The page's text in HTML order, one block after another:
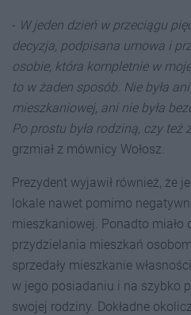
- W jeden dzień w przeciągu
decyzja, podpisana umowa i
osobie, która kompletnie w
to w żaden sposób. Nie była
mieszkaniowej, ani nie była
Po prostu była rodziną, czy
grzmiał z mównicy Wołosz.
Prezydent wyjawił również, że
lokale nawet pomimo
mieszkaniowej. Ponadto miało
przydzielania mieszkań
sprzedały mieszkanie
w jego posiadaniu i na szybko
swojej rodziny. Dokładne